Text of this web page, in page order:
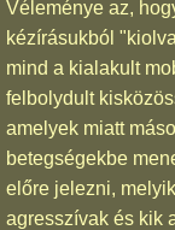
Véleménye az,
kézírásukból
mind a kialakult
felbolydult
amelyek miatt
betegségekbe
előre jelezni,
agresszívak és kik